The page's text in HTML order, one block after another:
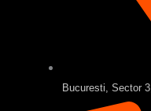
Bucuresti, Sector